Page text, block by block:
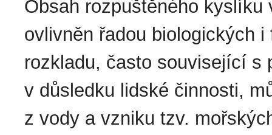
Obsah rozpuštěného
ovlivněn řadou biologických
rozkladu, často související s
v důsledku lidské činnosti,
z vody a vzniku tzv.